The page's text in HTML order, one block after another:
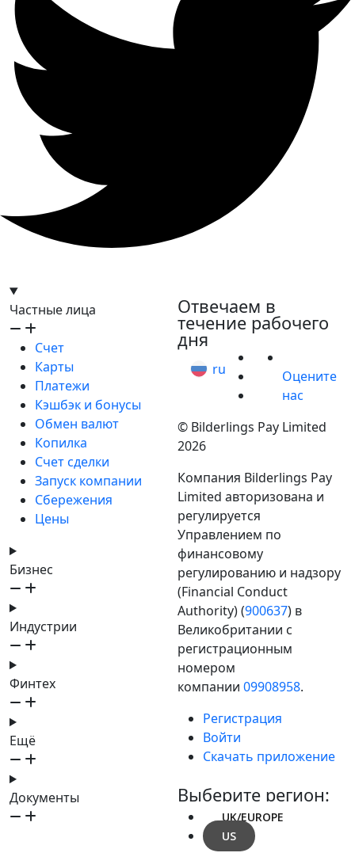
Частные лица
Счет
Карты
Платежи
Кэшбэк и бонусы
Обмен валют
Копилка
Счет сделки
Запуск компании
Сбережения
Цены
Бизнес
Индустрии
Финтех
Ещё
Документы
Отвечаем в
течение рабочего
дня
ru
Оцените
нас
© Bilderlings Pay Limited
2026
Компания Bilderlings Pay
Limited авторизована и
регулируется
Управлением по
финансовому
регулированию и надзору
(Financial Conduct
Authority) (900637) в
Великобритании с
регистрационным
номером
компании 09908958.
Регистрация
Войти
Скачать приложение
Выберите регион:
UK/EUROPE
US